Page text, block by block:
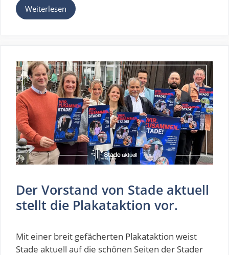
Weiterlesen
Der Vorstand von Stade aktuell
stellt die Plakataktion vor.
Mit einer breit gefächerten Plakataktion weist
Stade aktuell auf die schönen Seiten der Stader